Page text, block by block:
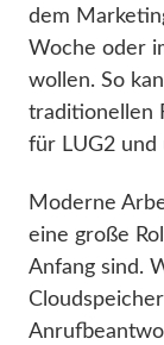
dem
Woche oder
wollen. So
traditionellen
für LUG2 und
Moderne
eine große
Anfang sind.